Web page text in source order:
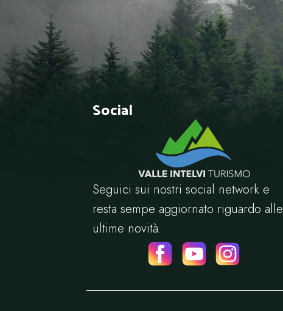
Social
Seguici sui nostri social network e
resta sempe aggiornato riguardo alle
ultime novità.